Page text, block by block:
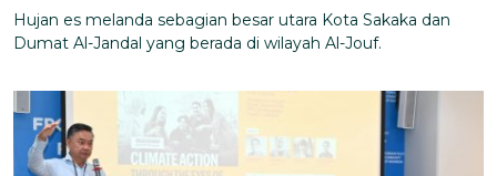
Hujan es melanda sebagian besar utara Kota Sakaka dan
Dumat Al-Jandal yang berada di wilayah Al-Jouf.